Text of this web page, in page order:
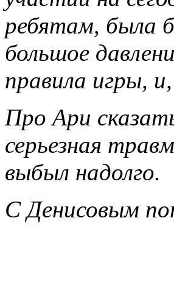
ребятам, была
большое
правила игры,
Про Ари
серьезная
выбыл надолго.
C Денисовым